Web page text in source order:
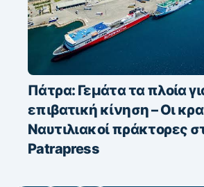
Πάτρα: Γεμάτα τα πλοία
επιβατική κίνηση – Οι
Ναυτιλιακοί πράκτορες
Patrapress